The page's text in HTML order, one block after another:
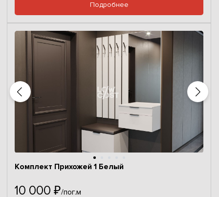
Подробнее
Комплект Прихожей 1 Белый
10 000 ₽/пог.м